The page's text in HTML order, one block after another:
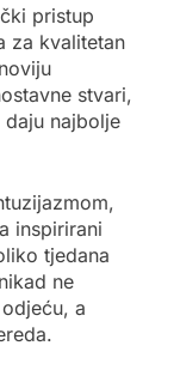
pristup
za kvalitetan
stvari,
najbolje
inspirirani
tjedana
ne
a